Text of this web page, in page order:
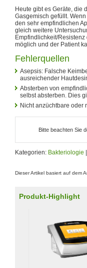
Heute gibt es Geräte, die
Gasgemisch gefüllt.
den sehr empfindlichen
gleich weitere
Empfindlichkeit/
möglich und der Patient
Fehlerquellen
Asepsis: Falsche
ausreichender
Absterben von
selbst absterben. Dies
Nicht anzüchtbare oder
Bitte beachten Sie
Kategorien: Bakteriologie
Dieser Artikel basiert auf dem
Produkt-Highlight